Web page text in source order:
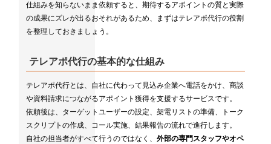
仕組みを知らないまま依頼すると、期待するアポイントの質と実際
の成果にズレが出るおそれがあるため、まずはテレアポ代行の役割
を整理しておきましょう。
テレアポ代行の基本的な仕組み
テレアポ代行とは、自社に代わって見込み企業へ電話をかけ、商談
や資料請求につながるアポイント獲得を支援するサービスです。
依頼後は、ターゲットユーザーの設定、架電リストの準備、トーク
スクリプトの作成、コール実施、結果報告の流れで進行します。
自社の担当者がすべて行うのではなく、 外部の専門スタッフやオペ